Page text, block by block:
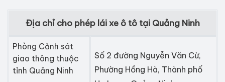
Địa chỉ cho phép lái xe ô tô tại Quảng Ninh
Phòng Cảnh sát
giao thông thuộc
tỉnh Quảng Ninh
Số 2 đường Nguyễn Văn Cừ,
Phường Hồng Hà, Thành phố